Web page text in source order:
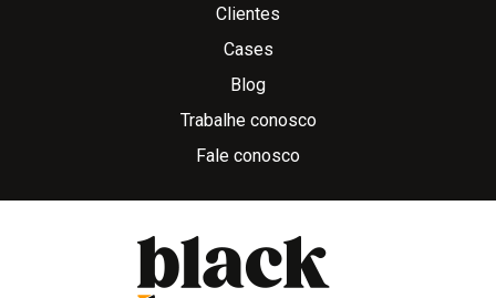
Clientes
Cases
Blog
Trabalhe conosco
Fale conosco